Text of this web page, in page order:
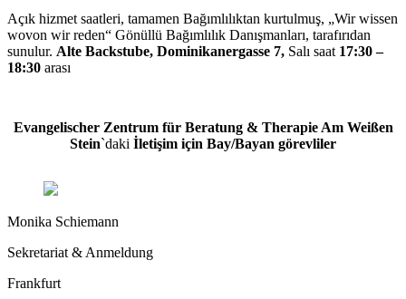
Açık hizmet saatleri, tamamen Bağımlılıktan kurtulmuş, „Wir wissen
wovon wir reden“ Gönüllü Bağımlılık Danışmanları, tarafırıdan
sunulur. Alte Backstube, Dominikanergasse 7, Salı saat 17:30 –
18:30 arası
Evangelischer Zentrum für Beratung & Therapie Am Weißen
Stein`daki İletişim için Bay/Bayan görevliler
Monika Schiemann
Sekretariat & Anmeldung
Frankfurt